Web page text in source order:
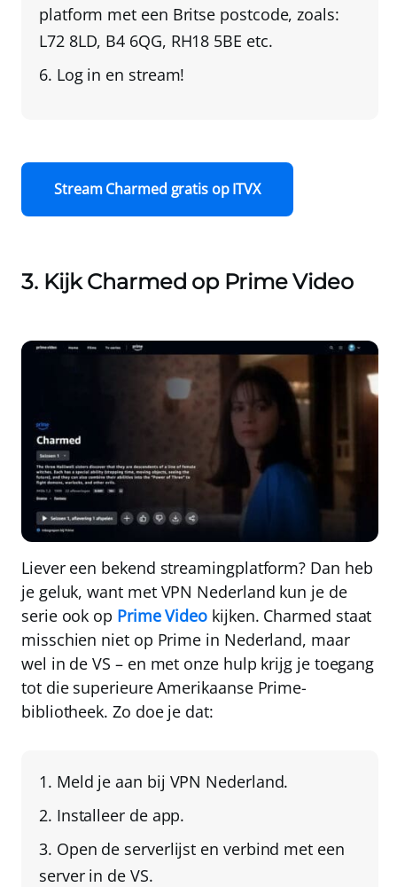
platform met een Britse postcode, zoals:
L72 8LD, B4 6QG, RH18 5BE etc.
Log in en stream!
Stream Charmed gratis op ITVX
3. Kijk Charmed op Prime Video
Liever een bekend streamingplatform? Dan heb
je geluk, want met VPN Nederland kun je de
serie ook op Prime Video kijken. Charmed staat
misschien niet op Prime in Nederland, maar
wel in de VS – en met onze hulp krijg je toegang
tot die superieureAmerikaanse Prime-
bibliotheek. Zo doe je dat:
Meld je aan bij VPN Nederland.
Installeer de app.
Open de serverlijst en verbind met een
server in de VS.